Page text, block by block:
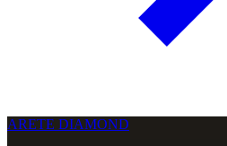
ARETE DIAMOND